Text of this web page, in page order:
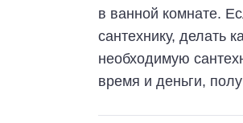
в ванной комнате.
сантехнику, делать
необходимую
время и деньги,